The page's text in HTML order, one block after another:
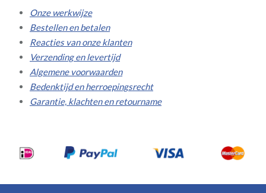
Onze werkwijze
Bestellen en betalen
Reacties van onze klanten
Verzending en levertijd
Algemene voorwaarden
Bedenktijd en herroepingsrecht
Garantie, klachten en retourname